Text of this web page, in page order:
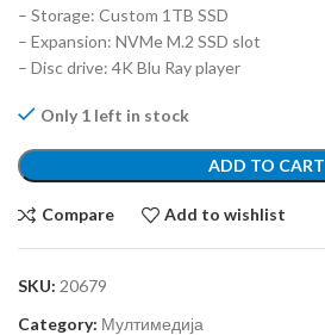
– Storage: Custom 1TB SSD
– Expansion: NVMe M.2 SSD slot
– Disc drive: 4K Blu Ray player
Only 1 left in stock
ADD TO CART
Compare Add to wishlist
SKU: 20679
Category: Мултимедија